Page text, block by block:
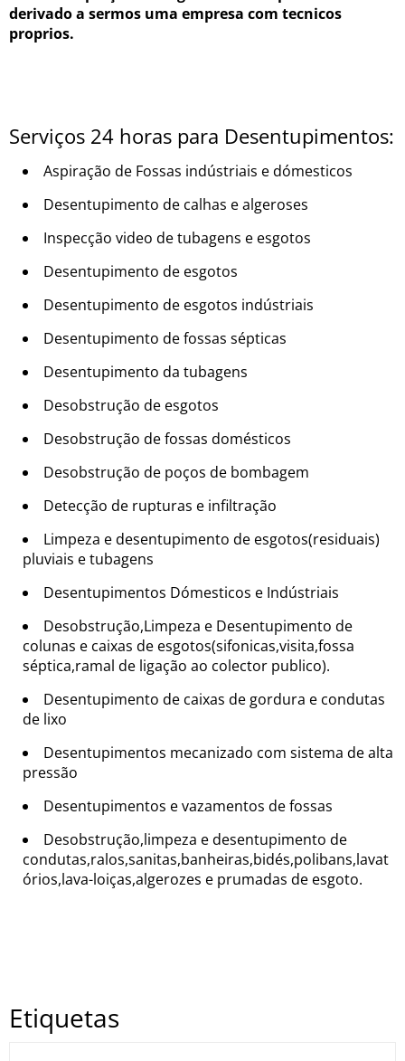
derivado a sermos uma empresa com tecnicos
proprios.
Serviços 24 horas para Desentupimentos:
Aspiração de Fossas indústriais e dómesticos
Desentupimento de calhas e algeroses
Inspecção video de tubagens e esgotos
Desentupimento de esgotos
Desentupimento de esgotos indústriais
Desentupimento de fossas sépticas
Desentupimento da tubagens
Desobstrução de esgotos
Desobstrução de fossas domésticos
Desobstrução de poços de bombagem
Detecção de rupturas e infiltração
Limpeza e desentupimento de esgotos(residuais)
pluviais e tubagens
Desentupimentos Dómesticos e Indústriais
Desobstrução,Limpeza e Desentupimento de
colunas e caixas de esgotos(sifonicas,visita,fossa
séptica,ramal de ligação ao colector publico).
Desentupimento de caixas de gordura e condutas
de lixo
Desentupimentos mecanizado com sistema de alta
pressão
Desentupimentos e vazamentos de fossas
Desobstrução,limpeza e desentupimento de
condutas,ralos,sanitas,banheiras,bidés,polibans,lavat
órios,lava-loiças,algerozes e prumadas de esgoto.
Etiquetas